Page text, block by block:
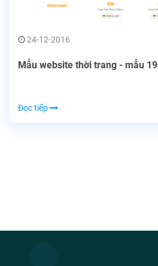
24-12-2016
Mẫu website thời trang - mẫu 19
Đọc tiếp